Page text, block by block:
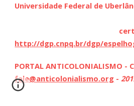
Universidade Federal de
certificado
http://dgp.cnpq.br/dgp/
PORTAL ANTICOLONIALISMO -
fale@anticolonialismo.org -